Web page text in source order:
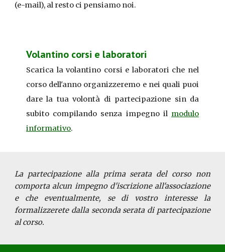
(e-mail), al resto ci pensiamo noi.
Volantino corsi e laboratori
Scarica lavolantino corsi e laboratoriche nel
corso dell'anno organizzeremo e nei quali puoi
dare la tua volontà di partecipazione sin da
subito compilando senza impegno il modulo
informativo.
La partecipazione alla prima serata del corso non
comporta alcun impegno d'iscrizione all'associazione
e che eventualmente, se di vostro interesse la
formalizzerete dalla seconda serata di partecipazione
al corso.